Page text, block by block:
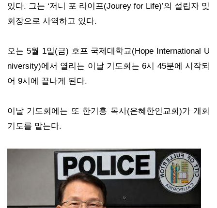
있다. 그는 ‘저니 포 라이프(Jourey for Life)’의 설립자 및
회장으로 사역하고 있다.
오는 5월 1일(금) 호프 국제대학교(Hope International U
niversity)에서 열리는 이날 기도회는 6시 45분에 시작되
어 9시에 끝나게 된다.
이날 기도회에는 또 한기홍 목사(은혜한인교회)가 개회
기도를 맡는다.